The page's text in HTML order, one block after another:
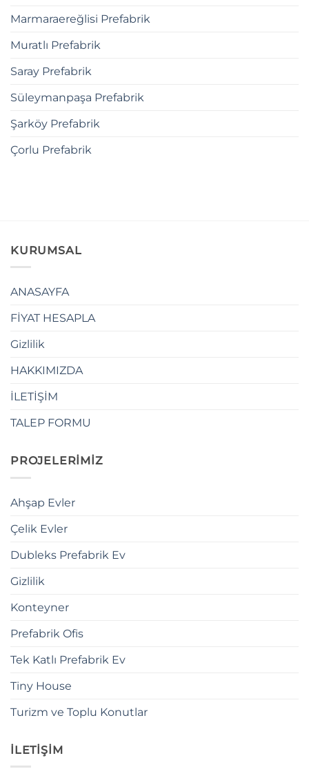
Marmaraereğlisi Prefabrik
Muratlı Prefabrik
Saray Prefabrik
Süleymanpaşa Prefabrik
Şarköy Prefabrik
Çorlu Prefabrik
KURUMSAL
ANASAYFA
FİYAT HESAPLA
Gizlilik
HAKKIMIZDA
İLETİŞİM
TALEP FORMU
PROJELERİMİZ
Ahşap Evler
Çelik Evler
Dubleks Prefabrik Ev
Gizlilik
Konteyner
Prefabrik Ofis
Tek Katlı Prefabrik Ev
Tiny House
Turizm ve Toplu Konutlar
İLETİŞİM